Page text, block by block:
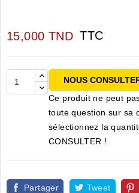
15,000 TND TTC
NOUS
Ce produit ne peut
toute question sur sa
sélectionnez la
CONSULTER !
Partager Tweet